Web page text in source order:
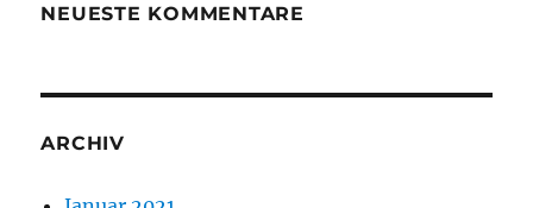
NEUESTE KOMMENTARE
ARCHIV